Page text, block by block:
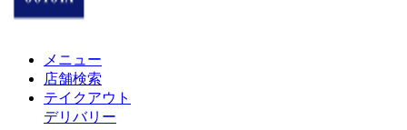
メニュー
店舗検索
テイクアウト
デリバリー